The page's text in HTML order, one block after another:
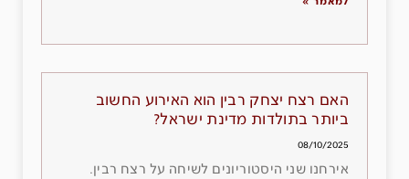
האם רצח יצחק רבין הוא האירוע החשוב
ביותר בתולדות מדינת ישראל?
08/10/2025
אירחנו שני היסטוריונים לשיחה על רצח רבין.